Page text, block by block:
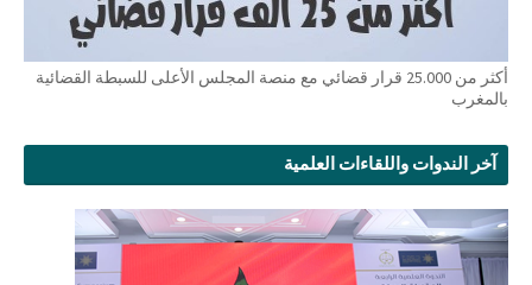
أكثر من 25.000 قرار قضائي مع منصة المجلس الأعلى للسبطة القضائية
بالمغرب
آخر الندوات واللقاءات العلمية